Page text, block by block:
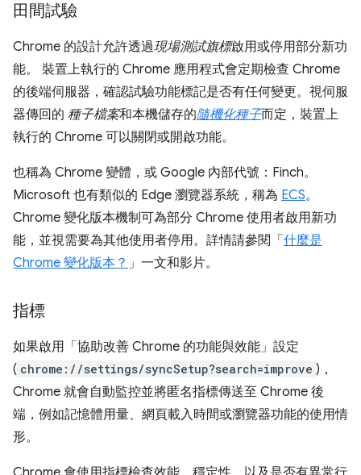
田間試驗
Chrome 的設計允許透過現場測試旗標啟用或停用部分新功
能。 裝置上執行的 Chrome 應用程式會定期檢查 Chrome
的後端伺服器，確認試驗功能標記是否有任何變更。視伺服
器傳回的 種子檔案和本機儲存的隨機化種子而定，裝置上
執行的 Chrome 可以關閉或開啟功能。
也稱為 Chrome 變體，或 Google 內部代號：Finch。
Microsoft 也有類似的 Edge 瀏覽器系統，稱為 ECS。
Chrome 變化版本機制可為部分 Chrome 使用者啟用新功
能，並視需要為其他使用者停用。詳情請參閱「 什麼是
Chrome 變化版本？ 」一文和影片。
指標
如果啟用「協助改善 Chrome 的功能與效能」設定
( chrome://settings/syncSetup?search=improve )，
Chrome 就會自動監控並將匿名指標傳送至 Chrome 後
端，例如記憶體用量、網頁載入時間或瀏覽器功能的使用情
形。